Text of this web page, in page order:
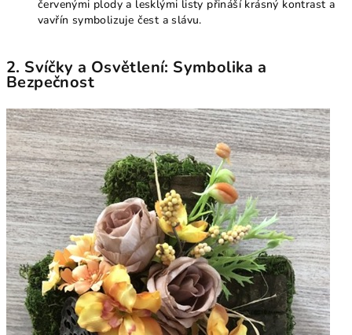
červenými plody a lesklými listy přináší krásný kontrast a
vavřín symbolizuje čest a slávu.
2. Svíčky a Osvětlení: Symbolika a
Bezpečnost